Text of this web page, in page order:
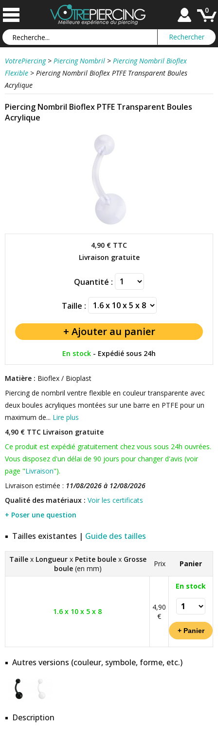
0
VotrePiercing > Piercing Nombril > Piercing Nombril Bioflex
Flexible > Piercing Nombril Bioflex PTFE Transparent Boules
Acrylique
Piercing Nombril Bioflex PTFE Transparent Boules
Acrylique
4,90 € TTC
Livraison gratuite
Quantité :
Taille :
En stock - Expédié sous 24h
Matière : Bioflex / Bioplast
Piercing de nombril ventre flexible en couleur transparente avec
deux boules acryliques montées sur une barre en PTFE pour un
maximum de... Lire plus
4,90 € TTC Livraison gratuite
Ce produit est expédié gratuitement chez vous sous 24h ouvrées.
Vous disposez d'un délai de 90 jours pour changer d'avis (voir
page "Livraison").
Livraison estimée : 11/08/2026 à 12/08/2026
Qualité des matériaux : Voir les certificats
+ Poser une question
Tailles existantes | Guide des tailles
Taille x Longueur x Petite boule x Grosse
boule (en mm)
Prix Panier
1.6 x 10 x 5 x 8
4,90
€
En stock
Autres versions (couleur, symbole, forme, etc.)
Description